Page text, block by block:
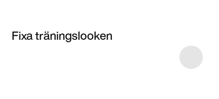
Fixa träningslooken